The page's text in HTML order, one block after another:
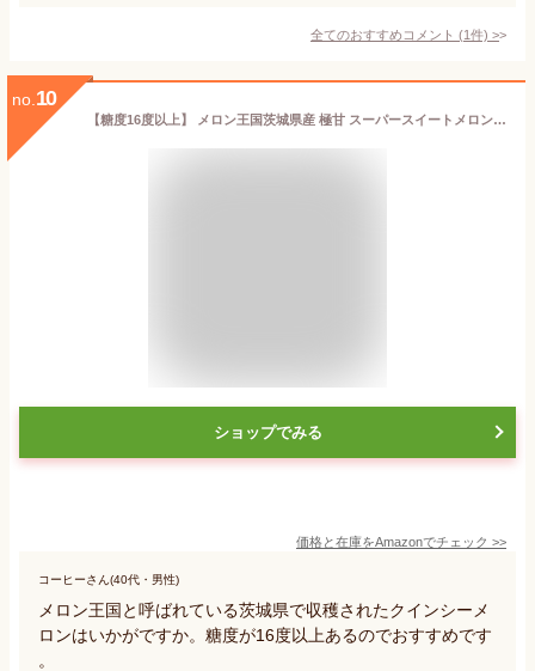
全てのおすすめコメント (1件) >
no. 10
【糖度16度以上】 メロン王国茨城県産 極甘 スーパースイートメロン (クインシーメロン) 2玉 糖度センサー認証済 茨城 メロン 父の日 ギフト 果物 贈答用 西村青果
ショップでみる
価格と在庫をAmazonでチェック >>
コーヒーさん(40代・男性)
メロン王国と呼ばれている茨城県で収穫されたクインシーメ
ロンはいかがですか。糖度が16度以上あるのでおすすめです
。